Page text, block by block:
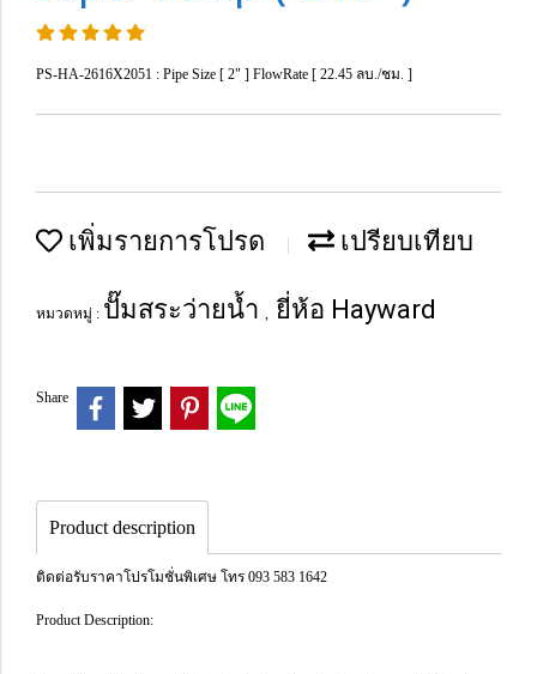
PS-HA-2616X2051 : Pipe Size [ 2" ] FlowRate [ 22.45 ลบ./ชม. ]
เพิ่มรายการโปรด เปรียบเทียบ
หมวดหมู่ : ปั๊มสระว่ายน้ำ , ยี่ห้อ Hayward
Share
Product description
ติดต่อรับราคาโปรโมชั่นพิเศษ โทร 093 583 1642
Product Description: